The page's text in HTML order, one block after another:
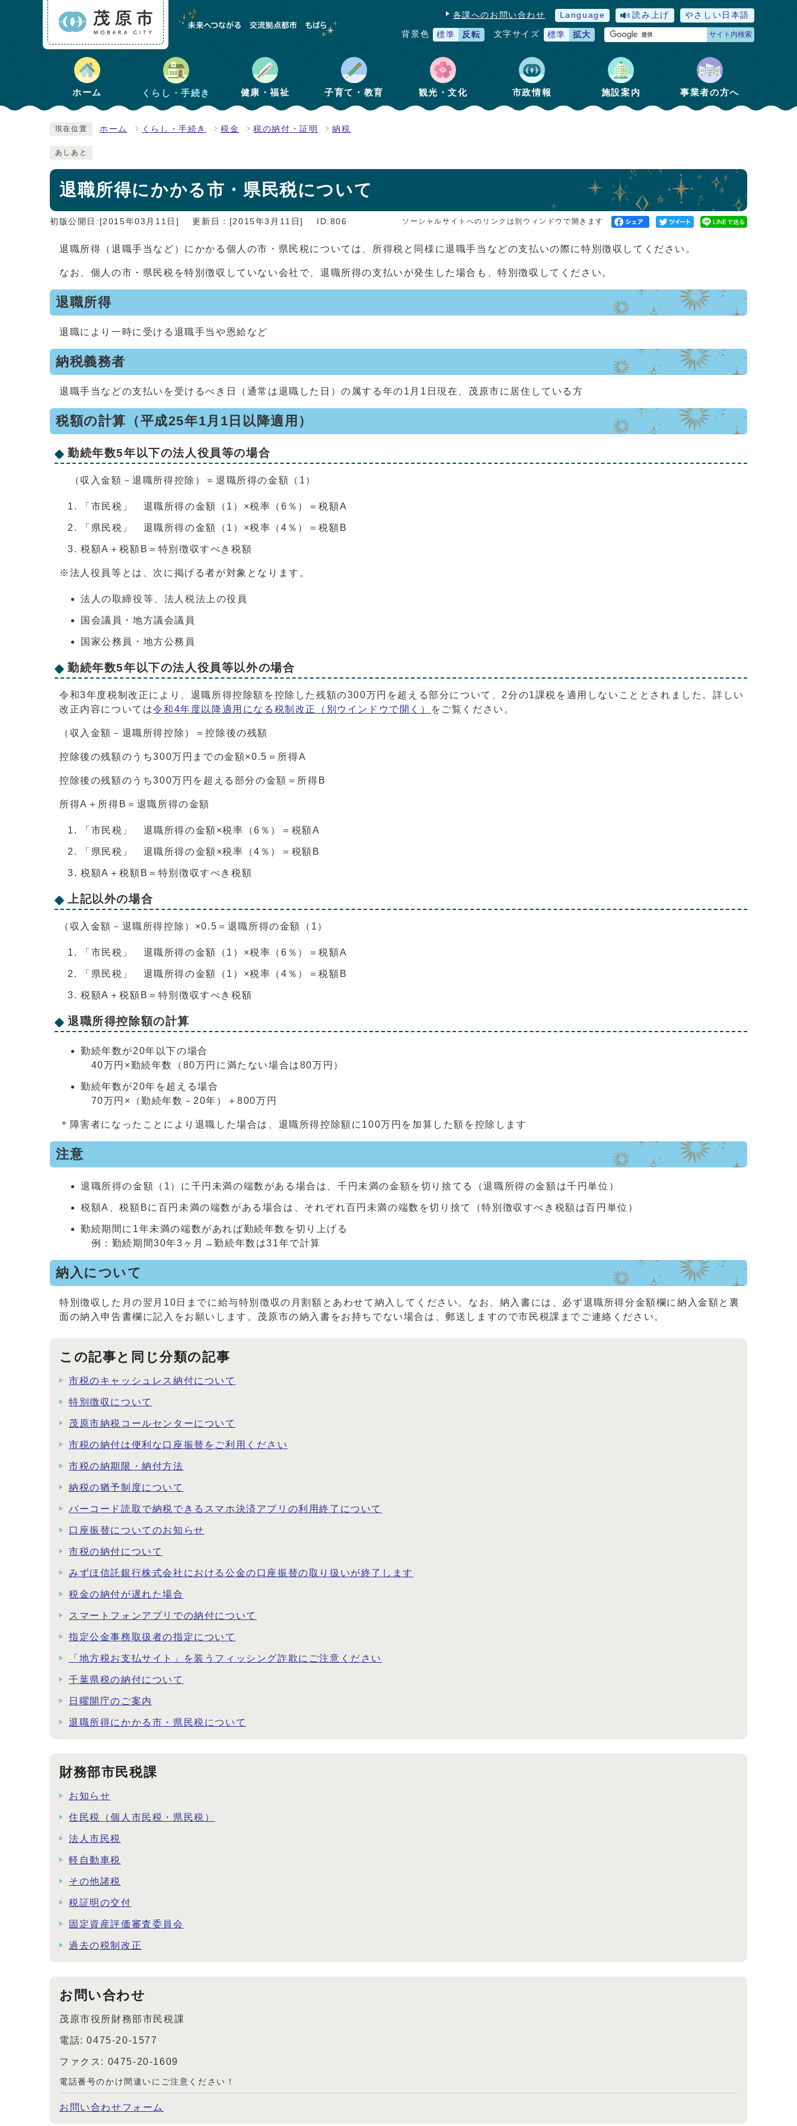
各課へのお問い合わせ Language 読み上げ やさしい日本語
背景色 標準 反転 文字サイズ 標準 拡大 サイト内検索
ホーム くらし・手続き 健康・福祉 子育て・教育 観光・文化 市政情報 施設案内 事業者の方へ
現在位置 ホーム くらし・手続き 税金 税の納付・証明 納税
あしあと
退職所得にかかる市・県民税について
初版公開日:[2015年03月11日] 更新日：[2015年3月11日] ID:806 ソーシャルサイトへのリンクは別ウィンドウで開きます
退職所得（退職手当など）にかかる個人の市・県民税については、所得税と同様に退職手当などの支払いの際に特別徴収してください。
なお、個人の市・県民税を特別徴収していない会社で、退職所得の支払いが発生した場合も、特別徴収してください。
退職所得
退職により一時に受ける退職手当や恩給など
納税義務者
退職手当などの支払いを受けるべき日（通常は退職した日）の属する年の1月1日現在、茂原市に居住している方
税額の計算（平成25年1月1日以降適用）
勤続年数5年以下の法人役員等の場合
（収入金額－退職所得控除）＝退職所得の金額（1）
「市民税」 退職所得の金額（1）×税率（6％）＝税額A
「県民税」 退職所得の金額（1）×税率（4％）＝税額B
税額A＋税額B＝特別徴収すべき税額
※法人役員等とは、次に掲げる者が対象となります。
法人の取締役等、法人税法上の役員
国会議員・地方議会議員
国家公務員・地方公務員
勤続年数5年以下の法人役員等以外の場合
令和3年度税制改正により、退職所得控除額を控除した残額の300万円を超える部分について、2分の1課税を適用しないこととされました。詳しい
改正内容については令和4年度以降適用になる税制改正 （別ウインドウで開く） をご覧ください。
（収入金額－退職所得控除）＝控除後の残額
控除後の残額のうち300万円までの金額×0.5＝所得A
控除後の残額のうち300万円を超える部分の金額＝所得B
所得A＋所得B＝退職所得の金額
「市民税」 退職所得の金額×税率（6％）＝税額A
「県民税」 退職所得の金額×税率（4％）＝税額B
税額A＋税額B＝特別徴収すべき税額
上記以外の場合
（収入金額－退職所得控除）×0.5＝退職所得の金額（1）
「市民税」 退職所得の金額（1）×税率（6％）＝税額A
「県民税」 退職所得の金額（1）×税率（4％）＝税額B
税額A＋税額B＝特別徴収すべき税額
退職所得控除額の計算
勤続年数が20年以下の場合
40万円×勤続年数（80万円に満たない場合は80万円）
勤続年数が20年を超える場合
70万円×（勤続年数－20年）＋800万円
＊障害者になったことにより退職した場合は、退職所得控除額に100万円を加算した額を控除します
注意
退職所得の金額（1）に千円未満の端数がある場合は、千円未満の金額を切り捨てる（退職所得の金額は千円単位）
税額A、税額Bに百円未満の端数がある場合は、それぞれ百円未満の端数を切り捨て（特別徴収すべき税額は百円単位）
勤続期間に1年未満の端数があれば勤続年数を切り上げる
例：勤続期間30年3ヶ月→勤続年数は31年で計算
納入について
特別徴収した月の翌月10日までに給与特別徴収の月割額とあわせて納入してください。なお、納入書には、必ず退職所得分金額欄に納入金額と裏
面の納入申告書欄に記入をお願いします。茂原市の納入書をお持ちでない場合は、郵送しますので市民税課までご連絡ください。
この記事と同じ分類の記事
市税のキャッシュレス納付について
特別徴収について
茂原市納税コールセンターについて
市税の納付は便利な口座振替をご利用ください
市税の納期限・納付方法
納税の猶予制度について
バーコード読取で納税できるスマホ決済アプリの利用終了について
口座振替についてのお知らせ
市税の納付について
みずほ信託銀行株式会社における公金の口座振替の取り扱いが終了します
税金の納付が遅れた場合
スマートフォンアプリでの納付について
指定公金事務取扱者の指定について
「地方税お支払サイト」を装うフィッシング詐欺にご注意ください
千葉県税の納付について
日曜開庁のご案内
退職所得にかかる市・県民税について
財務部市民税課
お知らせ
住民税（個人市民税・県民税）
法人市民税
軽自動車税
その他諸税
税証明の交付
固定資産評価審査委員会
過去の税制改正
お問い合わせ
茂原市役所財務部市民税課
電話: 0475-20-1577
ファクス: 0475-20-1609
電話番号のかけ間違いにご注意ください！
お問い合わせフォーム